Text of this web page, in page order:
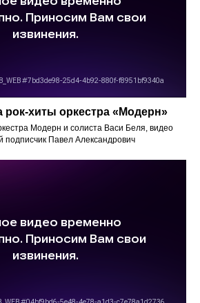
рок-хиты оркестра «‎Модерн»
Модерн и солиста Васи Беля, видео
Павел Александрович